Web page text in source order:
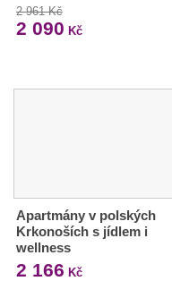
2 961 Kč
2 090 Kč
Apartmány v polských
Krkonoších s jídlem i
wellness
2 166 Kč